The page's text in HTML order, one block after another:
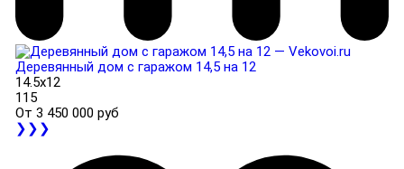
Деревянный дом с гаражом 14,5 на 12
14.5x12
115
От 3 450 000 руб
❯❯❯